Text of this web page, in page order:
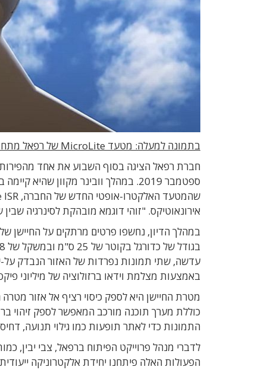
בתמונה למעלה: מטעד MicroLite של רפאל מתחת לחרטום המל"ט אורביטר-4 של אירונאוטיקס
חברת רפאל הציגה בסוף השבוע את אחד
ספטמבר 2019. במהלך וובינר מקוון
אירונאוטיקס. "זוהי דוגמא מובהקת לסינרגיה
באמצעות מצלמת וידאו ברזולוציה של מיליוני
מטרת החיישן היא לספק כיסוי רציף אל אזור
כוללת מערך תוכנה מורכב המאפשר לספק זיהוי
התמונות כדי לאתר תופעות כמו גילוי תנועה,
לדברי מנהל פרוייקט הפיתוח ברפאל, צבי יבין,
הפעולות האלה פיתחנו יחידת אלקטרוניקה